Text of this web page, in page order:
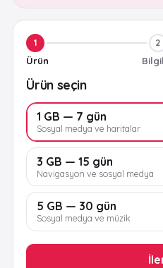
1
Ürün
2
Ürün seçin
1 GB — 7 gün
Sosyal medya ve haritalar
3 GB — 15 gün
Navigasyon ve sosyal medya
5 GB — 30 gün
Sosyal medya ve müzik